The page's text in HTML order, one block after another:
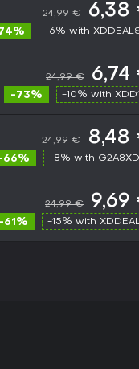
24,99 € 6,38
-6% with
24,99 € 6,74
-73% -10% with
24,99 € 8,48
66% -8% with
24,99 € 9,69
-61% -15% with